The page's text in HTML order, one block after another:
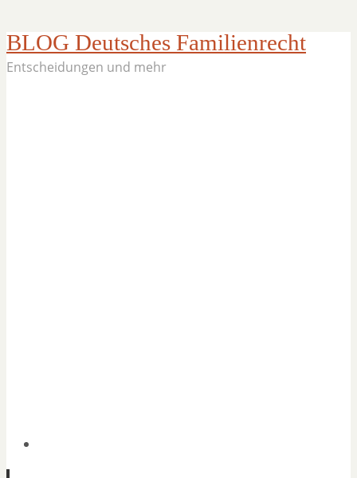
BLOG Deutsches Familienrecht
Entscheidungen und mehr